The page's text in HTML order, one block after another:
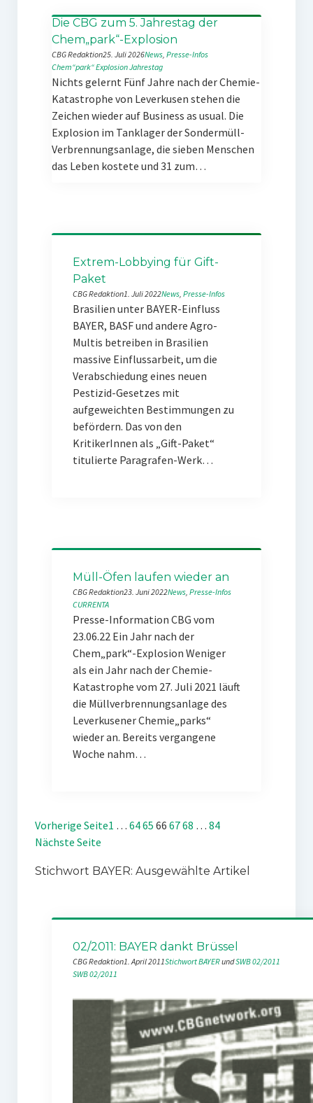
Die CBG zum 5. Jahrestag der
Chem„park“-Explosion
CBG Redaktion25. Juli 2026News, Presse-Infos
Chem“park“ExplosionJahrestag
Nichts gelernt Fünf Jahre nach der Chemie-
Katastrophe von Leverkusen stehen die
Zeichen wieder auf Business as usual. Die
Explosion im Tanklager der Sondermüll-
Verbrennungsanlage, die sieben Menschen
das Leben kostete und 31 zum…
Extrem-Lobbying für Gift-
Paket
CBG Redaktion1. Juli 2022News, Presse-Infos
Brasilien unter BAYER-Einfluss
BAYER, BASF und andere Agro-
Multis betreiben in Brasilien
massive Einflussarbeit, um die
Verabschiedung eines neuen
Pestizid-Gesetzes mit
aufgeweichten Bestimmungen zu
befördern. Das von den
KritikerInnen als „Gift-Paket“
titulierte Paragrafen-Werk…
Müll-Öfen laufen wieder an
CBG Redaktion23. Juni 2022News, Presse-Infos
CURRENTA
Presse-Information CBG vom
23.06.22 Ein Jahr nach der
Chem„park“-Explosion Weniger
als ein Jahr nach der Chemie-
Katastrophe vom 27. Juli 2021 läuft
die Müllverbrennungsanlage des
Leverkusener Chemie„parks“
wieder an. Bereits vergangene
Woche nahm…
Vorherige Seite1 … 6465 66 6768 … 84
Nächste Seite
Stichwort BAYER: Ausgewählte Artikel
02/2011: BAYER dankt Brüssel
CBG Redaktion1. April 2011Stichwort BAYER und SWB 02/2011
SWB 02/2011